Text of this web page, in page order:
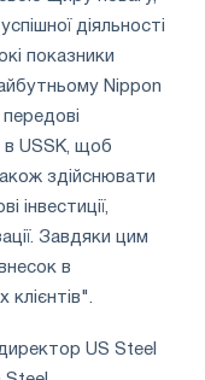
діяльності
показники
Nippon
в USSK, щоб
здійснювати
інвестиції,
Завдяки цим
в
US Steel